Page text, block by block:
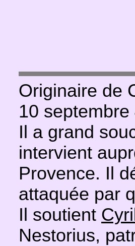
Originaire de
10 septembre
Il a grand
intervient
Provence. Il
attaquée par
Il soutient
Nestorius,